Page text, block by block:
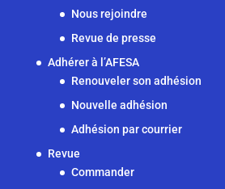
Nous rejoindre
Revue de presse
Adhérer à l’AFESA
Renouveler son adhésion
Nouvelle adhésion
Adhésion par courrier
Revue
Commander